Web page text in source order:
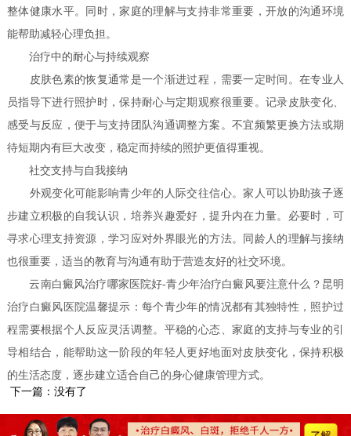
整体健康水平。同时，家庭的理解与支持非常重要，开放的沟通环境
能帮助减轻心理负担。
治疗中的耐心与持续观察
皮肤色素的恢复通常是一个渐进过程，需要一定时间。在专业人
员指导下进行照护时，保持耐心与定期观察很重要。记录皮肤变化、
感受与反应，便于与支持团队沟通调整方案。不宜频繁更换方法或期
待短期内有巨大改变，稳定而持续的照护更值得重视。
社交支持与自我接纳
外观变化可能影响青少年的人际交往信心。家人可以协助孩子逐
步建立积极的自我认识，培养兴趣爱好，提升内在力量。必要时，可
寻求心理支持资源，学习应对外界眼光的方法。同龄人的理解与接纳
也很重要，适当的教育与沟通有助于营造友好的社交环境。
云南白癜风治疗哪家医院好-青少年治疗白癜风要注意什么？昆明
治疗白癜风医院温馨提示：每个青少年的情况都有其独特性，照护过
程需要根据个人反应灵活调整。平稳的心态、家庭的支持与专业的引
导相结合，能帮助这一阶段的年轻人更好地面对皮肤变化，保持积极
的生活态度，逐步建立适合自己的身心健康管理方式。
下一篇：没有了